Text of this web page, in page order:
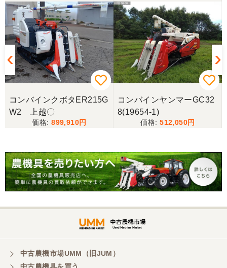
スタッフの鈴木さんが親切で機械に詳しく 丁寧にご
対応頂きました。 ありがとう！ 少し距離はあります
が、今後も農機具を買う際はのうき屋さんを利用し
ようと思います。
三重県／miraisann
写真と現物が違いすぎる
三重県／谷本勝美
こちらの、対応も、よく、大変、満足、です。
三重県／谷本勝美
こちらの、対応、も、よくして、くれました。
対応も、よくしてくれました、有難うございまし
コンバインクボタER215G
W2 上越〇
899,910
コンバインヤンマーGC32
8(19654-1)
512,050
中古農機市場UMM（旧JUM）